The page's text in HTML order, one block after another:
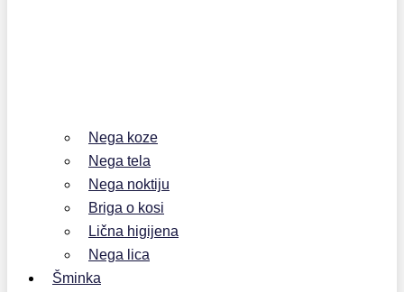
Nega koze
Nega tela
Nega noktiju
Briga o kosi
Lična higijena
Nega lica
Šminka